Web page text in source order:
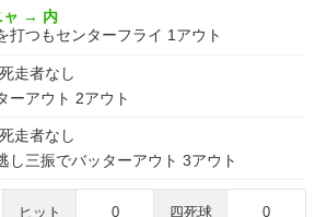
→ 内
打つもセンターフライ 1アウト
走者なし
ーアウト 2アウト
走者なし
し三振でバッターアウト 3アウト
ヒット 0 四死球 0